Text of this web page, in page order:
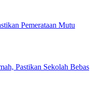
Pemerataan Mutu
Pastikan Sekolah Bebas